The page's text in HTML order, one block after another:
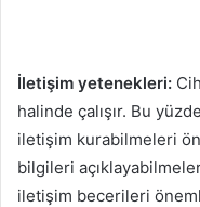
İletişim yetenekleri:
halinde çalışır. Bu
iletişim kurabilmeleri
bilgileri
iletişim becerileri